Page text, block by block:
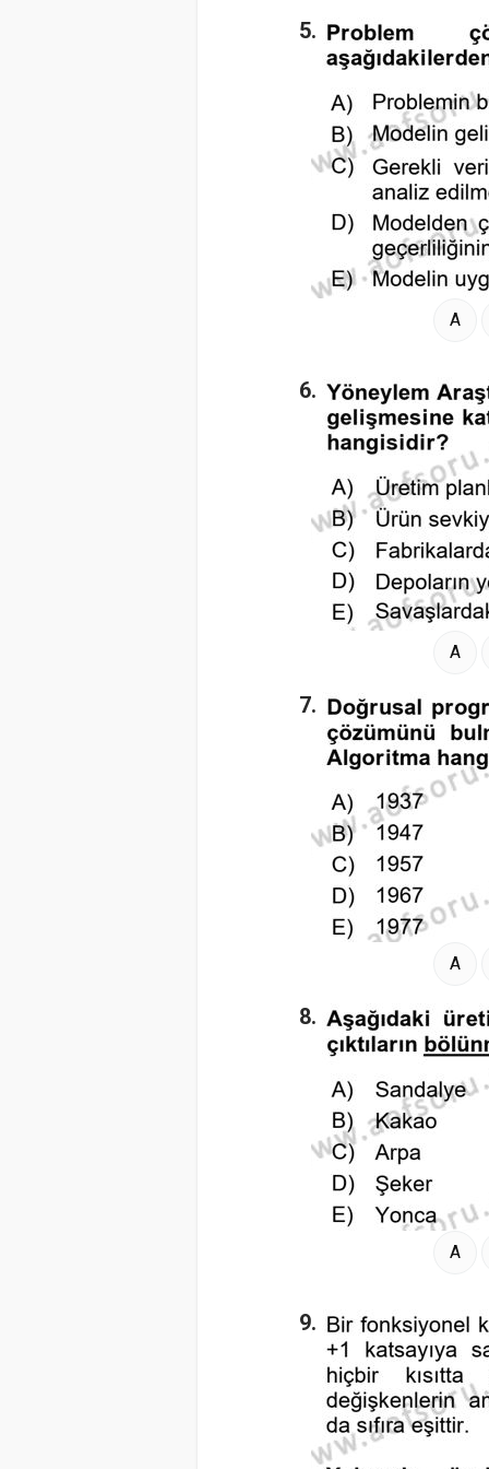
5.
A
6.
A
7.
A
8.
A
9.